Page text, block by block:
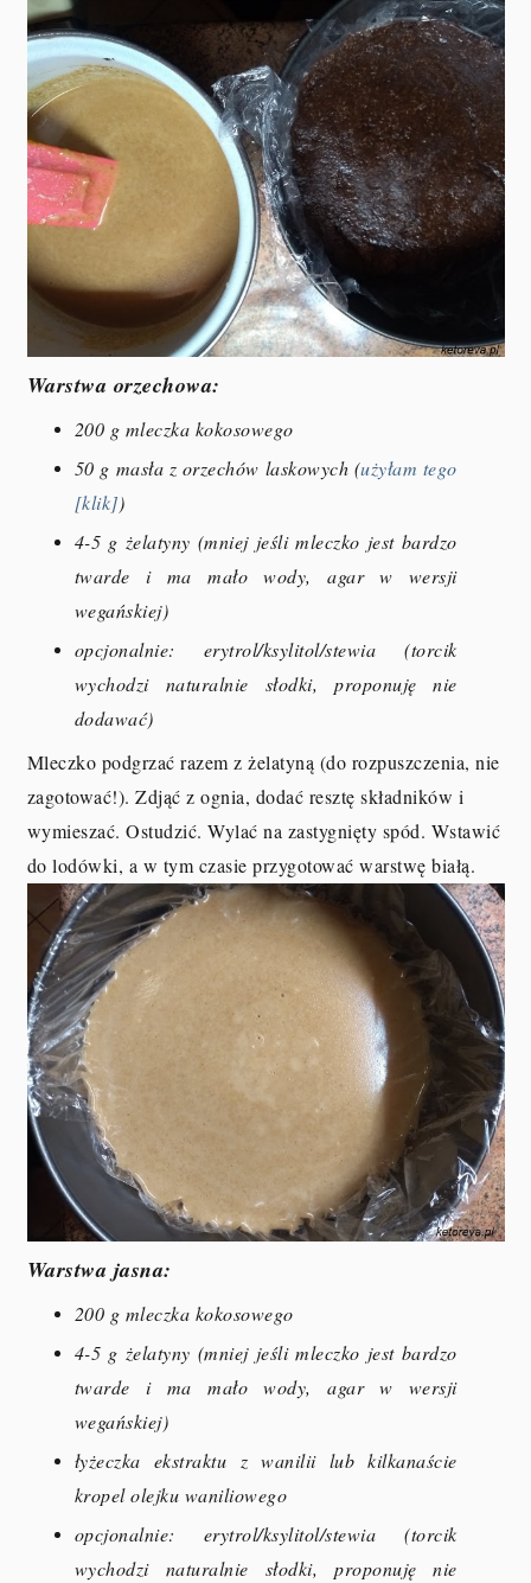
Warstwa orzechowa:
200 g mleczka kokosowego
50 g masła z orzechów laskowych (użyłam tego
[klik])
4-5 g żelatyny (mniej jeśli mleczko jest bardzo
twarde i ma mało wody, agar w wersji
wegańskiej)
opcjonalnie: erytrol/ksylitol/stewia (torcik
wychodzi naturalnie słodki, proponuję nie
dodawać)
Mleczko podgrzać razem z żelatyną (do rozpuszczenia, nie
zagotować!). Zdjąć z ognia, dodać resztę składników i
wymieszać. Ostudzić. Wylać na zastygnięty spód. Wstawić
do lodówki, a w tym czasie przygotować warstwę białą.
Warstwa jasna:
200 g mleczka kokosowego
4-5 g żelatyny (mniej jeśli mleczko jest bardzo
twarde i ma mało wody, agar w wersji
wegańskiej)
łyżeczka ekstraktu z wanilii lub kilkanaście
kropel olejku waniliowego
opcjonalnie: erytrol/ksylitol/stewia (torcik
wychodzi naturalnie słodki, proponuję nie